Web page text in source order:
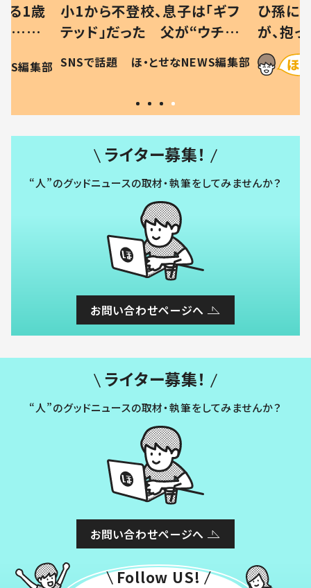
る1歳
…母
現行
編集部
小1から不登校、息子は「ギフ
テッド」だった 父が“ウチ給
食”を作り続ける理由とは #令
和の親 #令和の子
SNSで話題 ほ・とせなNEWS編集部
ひ孫に
が、抱
に「涙
方ない」
ライター募集！
“人”のグッドニュースの取材・執筆をしてみませんか？
お問い合わせページへ
ライター募集！
“人”のグッドニュースの取材・執筆をしてみませんか？
お問い合わせページへ
Follow US!